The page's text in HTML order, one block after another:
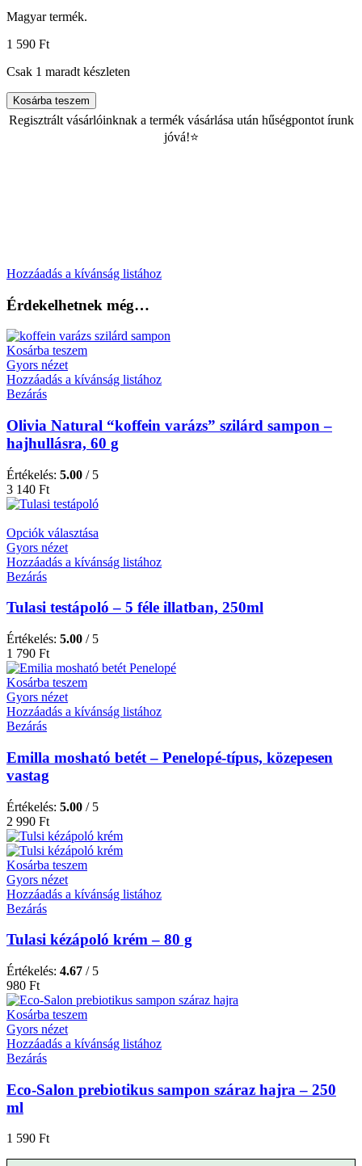
Magyar termék.
1 590 Ft
Csak 1 maradt készleten
Kosárba teszem
Regisztrált vásárlóinknak a termék vásárlása után hűségpontot írunk
jóvá!⭐
Hozzáadás a kívánság listához
Érdekelhetnek még…
Kosárba teszem
Gyors nézet
Hozzáadás a kívánság listához
Bezárás
Olivia Natural “koffein varázs” szilárd sampon –
hajhullásra, 60 g
Értékelés: 5.00 / 5
3 140 Ft
Opciók választása
Gyors nézet
Hozzáadás a kívánság listához
Bezárás
Tulasi testápoló – 5 féle illatban, 250ml
Értékelés: 5.00 / 5
1 790 Ft
Kosárba teszem
Gyors nézet
Hozzáadás a kívánság listához
Bezárás
Emilla mosható betét – Penelopé-típus, közepesen
vastag
Értékelés: 5.00 / 5
2 990 Ft
Kosárba teszem
Gyors nézet
Hozzáadás a kívánság listához
Bezárás
Tulasi kézápoló krém – 80 g
Értékelés: 4.67 / 5
980 Ft
Kosárba teszem
Gyors nézet
Hozzáadás a kívánság listához
Bezárás
Eco-Salon prebiotikus sampon száraz hajra – 250
ml
1 590 Ft